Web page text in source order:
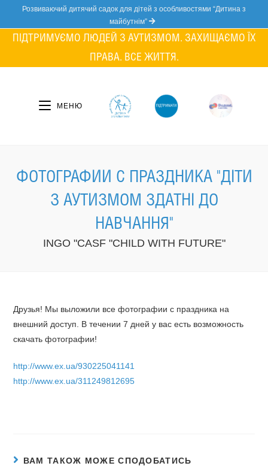
content
Розвиваючий дитячий садок для дітей з особливостями “Дитина з
майбутнім”
ПІДТРИМУЄМО ЛЮДЕЙ З АУТИЗМОМ. ЗАХИЩАЄМО ЇХ
ПРАВА. ВСЕ ЖИТТЯ.
МЕНЮ
ФОТОГРАФИИ С ПРАЗДНИКА "ДІТИ
З АУТИЗМОМ ЗДАТНІ ДО
НАВЧАННЯ"
INGO "CASF "CHILD WITH FUTURE"
Друзья! Мы выложили все фотографии с праздника на
внешний доступ. В течении 7 дней у вас есть возможность
скачать фотографии!
http://www.ex.ua/930225041141
http://www.ex.ua/311249812695
ВАМ ТАКОЖ МОЖЕ СПОДОБАТИСЬ